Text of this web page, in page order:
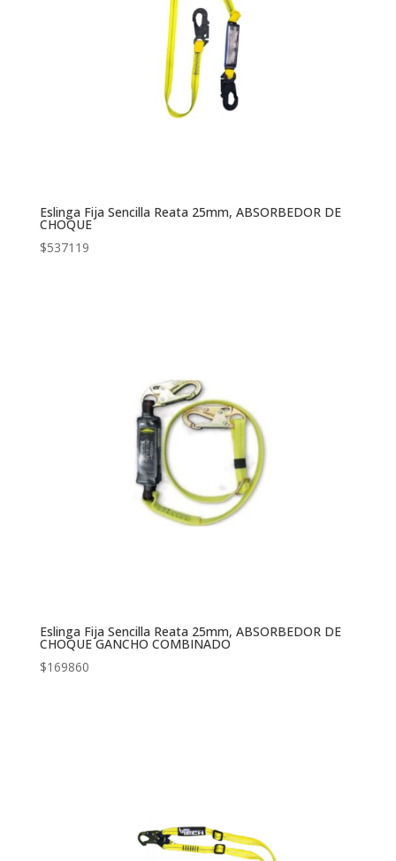
Eslinga Fija Sencilla Reata 25mm, ABSORBEDOR DE
CHOQUE
$537119
Eslinga Fija Sencilla Reata 25mm, ABSORBEDOR DE
CHOQUE GANCHO COMBINADO
$169860